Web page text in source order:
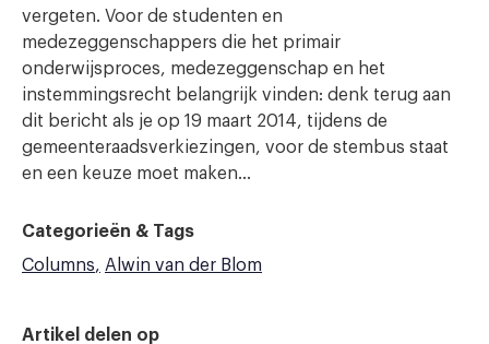
vergeten. Voor de studenten en
medezeggenschappers die het primair
onderwijsproces, medezeggenschap en het
instemmingsrecht belangrijk vinden: denk terug aan
dit bericht als je op 19 maart 2014, tijdens de
gemeenteraadsverkiezingen, voor de stembus staat
en een keuze moet maken…
Categorieën & Tags
Columns
Alwin van der Blom
Artikel delen op